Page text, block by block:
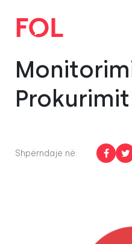
Shpërndaje në: